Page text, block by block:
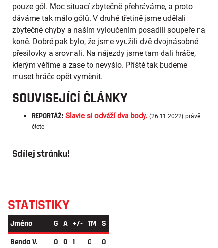
pouze gól. Moc situací zbytečně přehráváme, a proto
dáváme tak málo gólů. V druhé třetině jsme udělali
zbytečné chyby a naším vyloučením posadili soupeře na
koně. Dobré pak bylo, že jsme využili dvě dvojnásobné
přesilovky a srovnali. Na nájezdy jsme tam dali hráče,
kterým věříme a zase to nevyšlo. Příště tak budeme
muset hráče opět vyměnit.
SOUVISEJÍCÍ ČLÁNKY
REPORTÁŽ: Slavie si odváží dva body. (26.11.2022) právě
čtete
Sdílej stránku!
STATISTIKY
Jméno G A +/- TM S
Benda V.
0 0 1 0
0